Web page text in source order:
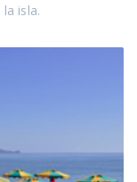
isla.